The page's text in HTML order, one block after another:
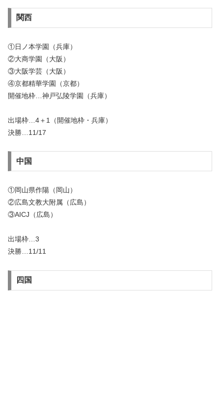
関西
①日ノ本学園（兵庫）
②大商学園（大阪）
③大阪学芸（大阪）
④京都精華学園（京都）
開催地枠…神戸弘陵学園（兵庫）
出場枠…4＋1（開催地枠・兵庫）
決勝…11/17
中国
①岡山県作陽（岡山）
②広島文教大附属（広島）
③AICJ（広島）
出場枠…3
決勝…11/11
四国